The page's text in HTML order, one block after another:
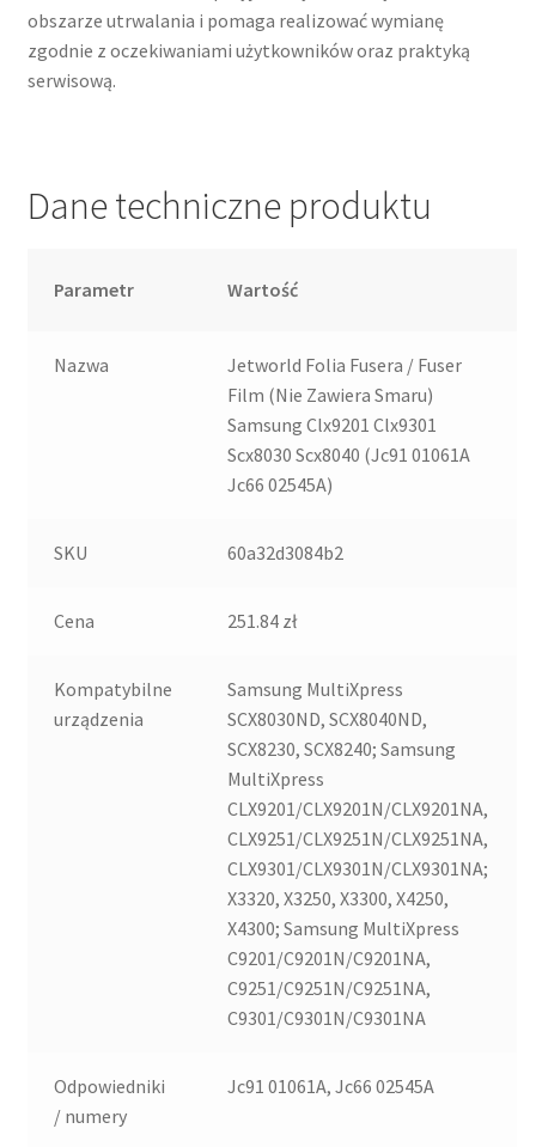
obszarze utrwalania i pomaga realizować wymianę
zgodnie z oczekiwaniami użytkowników oraz praktyką
serwisową.
Dane techniczne produktu
Parametr Wartość
Nazwa
Jetworld Folia Fusera / Fuser
Film (Nie Zawiera Smaru)
Samsung Clx9201 Clx9301
Scx8030 Scx8040 (Jc91 01061A
Jc66 02545A)
SKU 60a32d3084b2
Cena 251.84 zł
Kompatybilne
urządzenia
Samsung MultiXpress
SCX8030ND, SCX8040ND,
SCX8230, SCX8240; Samsung
MultiXpress
CLX9201/CLX9201N/CLX9201NA,
CLX9251/CLX9251N/CLX9251NA,
CLX9301/CLX9301N/CLX9301NA;
X3320, X3250, X3300, X4250,
X4300; Samsung MultiXpress
C9201/C9201N/C9201NA,
C9251/C9251N/C9251NA,
C9301/C9301N/C9301NA
Odpowiedniki
/ numery
Jc91 01061A, Jc66 02545A